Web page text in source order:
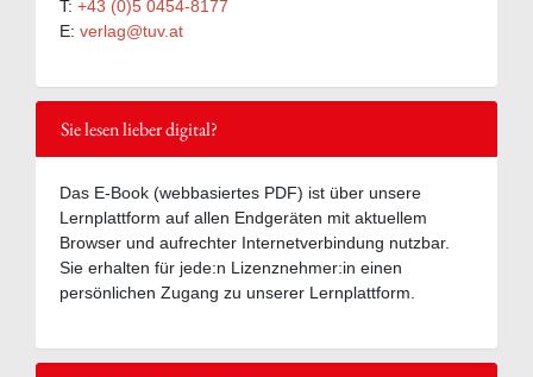
T: +43 (0)5 0454-8177
E: verlag@tuv.at
Sie lesen lieber digital?
Das E-Book (webbasiertes PDF) ist über unsere
Lernplattform auf allen Endgeräten mit aktuellem
Browser und aufrechter Internetverbindung nutzbar.
Sie erhalten für jede:n Lizenznehmer:in einen
persönlichen Zugang zu unserer Lernplattform.